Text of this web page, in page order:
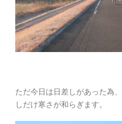
ただ今日は日差しがあった為
しだけ寒さが和らぎます。